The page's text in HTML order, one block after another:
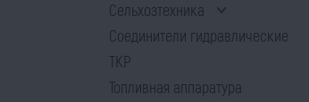
Сельхозтехника
Соединители гидравлические
ТКР
Топливная аппаратура